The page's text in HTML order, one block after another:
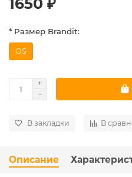
* Размер Brandit:
OS
В закладки В
Описание